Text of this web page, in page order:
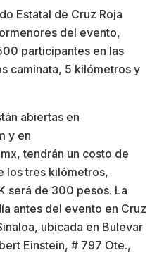
Estatal de Cruz Roja
del evento,
participantes en las
caminata, 5 kilómetros y
abiertas en
y en
tendrán un costo de
los tres kilómetros,
será de 300 pesos. La
antes del evento en Cruz
ubicada en Bulevar
Einstein, # 797 Ote.,